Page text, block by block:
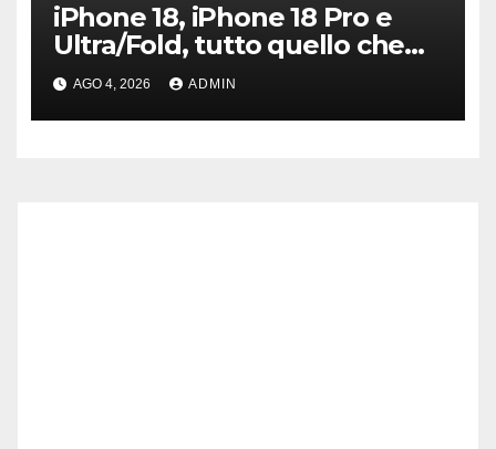
iPhone 18, iPhone 18 Pro e
Ultra/Fold, tutto quello che
sappiamo ad oggi
AGO 4, 2026 ADMIN